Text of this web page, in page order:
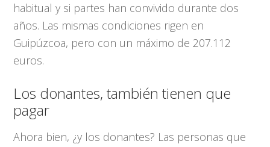
habitual y si partes han convivido durante dos
años. Las mismas condiciones rigen en
Guipúzcoa, pero con un máximo de 207.112
euros.
Los donantes, también tienen que
pagar
Ahora bien, ¿y los donantes? Las personas que